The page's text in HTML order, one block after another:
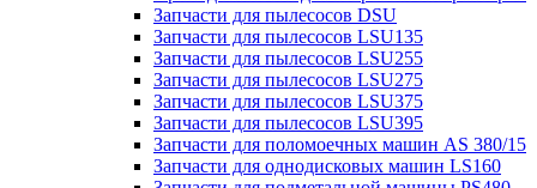
Запчасти для пылесосов DSU
Запчасти для пылесосов LSU135
Запчасти для пылесосов LSU255
Запчасти для пылесосов LSU275
Запчасти для пылесосов LSU375
Запчасти для пылесосов LSU395
Запчасти для поломоечных машин AS 380/15
Запчасти для однодисковых машин LS160